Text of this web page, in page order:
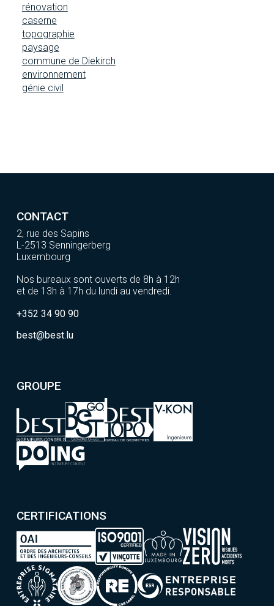
rénovation
caserne
topographie
paysage
commune de Diekirch
environnement
génie civil
CONTACT
2, rue des Sapins
L-2513 Senningerberg
Luxembourg
Nos bureaux sont ouverts de 8h à 12h
et de 13h à 17h du lundi au vendredi.
+352 34 90 90
best@best.lu
GROUPE
CERTIFICATIONS